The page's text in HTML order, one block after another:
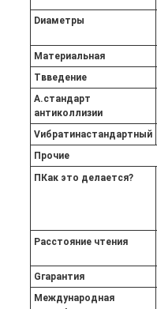
Dиаметры
М атериальная
Tвведение
А.стандарт
антиколлизии
Vибратинастандартный
Прочие
П Как это делается?
Расстояние чтения
Gгарантия
Международная